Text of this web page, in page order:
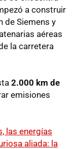
a construir
de Siemens y
aéreas
la carretera
2.000 km de
emisiones
las energías
aliada: la